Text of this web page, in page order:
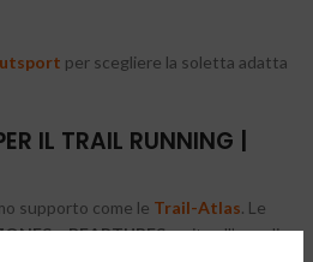
per scegliere la soletta adatta
IL TRAIL RUNNING |
supporto come le Trail-Atlas. Le
eBEARTUBES, unite all’uso di